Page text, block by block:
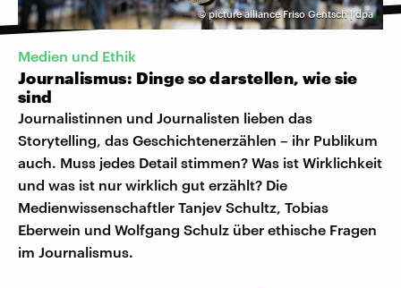
©picture alliance Friso Gentsch | dpa
Medien und Ethik
Journalismus: Dinge so darstellen, wie sie
sind
Journalistinnen und Journalisten lieben das
Storytelling, das Geschichtenerzählen – ihr Publikum
auch. Muss jedes Detail stimmen? Was ist Wirklichkeit
und was ist nur wirklich gut erzählt? Die
Medienwissenschaftler Tanjev Schultz, Tobias
Eberwein und Wolfgang Schulz über ethische Fragen
im Journalismus.